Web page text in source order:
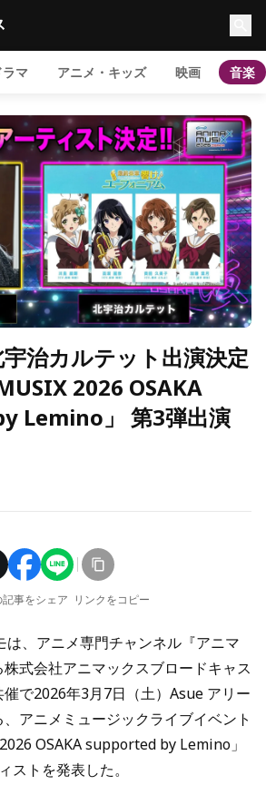
ラマ アニメ・キッズ 映画 音楽
治カルテット出演決定
2026 OSAKA
Lemino」 第3弾出演
記事をシェア リンクをコピー
、アニメ専門チャンネル『アニマ
式会社アニマックスブロードキャス
催で2026年3月7日（土）Asue アリー
アニメミュージックライブイベント
OSAKA supported by Lemino」
ストを発表した。